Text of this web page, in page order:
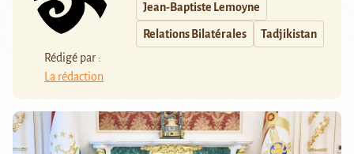
Rédigé par :
La rédaction
Jean-Baptiste Lemoyne
Relations Bilatérales Tadjikistan